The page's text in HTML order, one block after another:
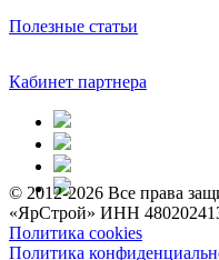
Полезные статьи
Кабинет партнера
© 2012-2026 Все права
«ЯрСтрой» ИНН
Политика cookies
Политика